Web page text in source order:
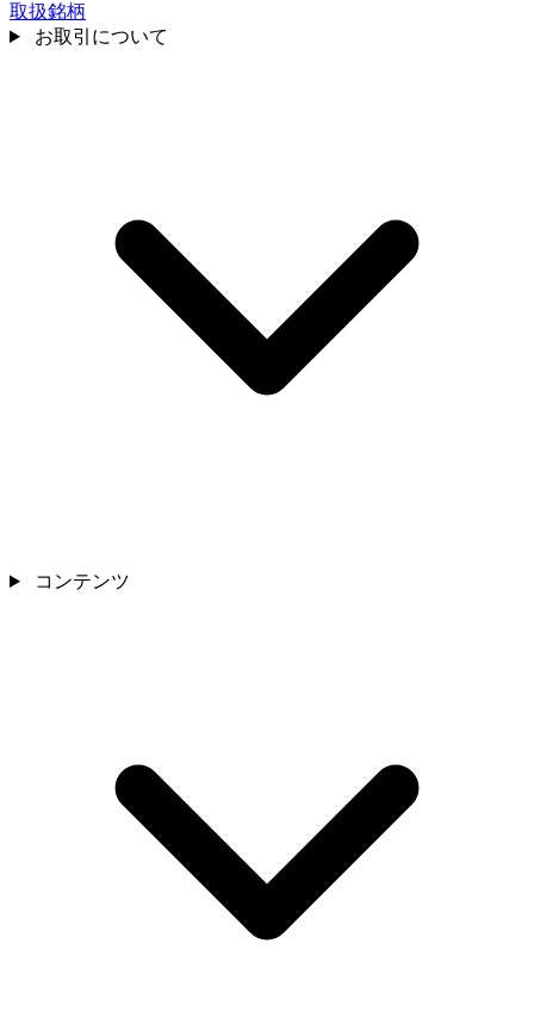
取扱銘柄
お取引について
コンテンツ